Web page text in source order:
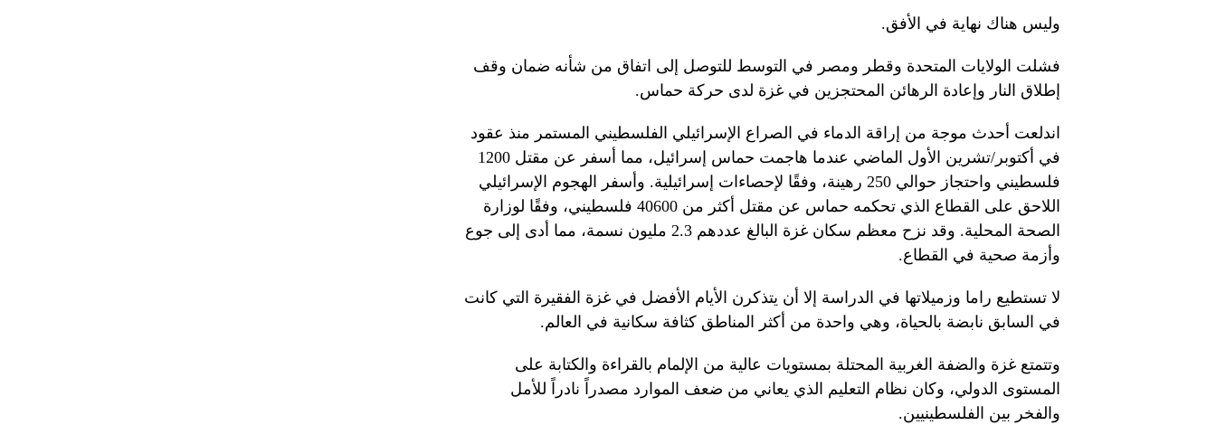
وليس هناك نهاية في الأفق.
فشلت الولايات المتحدة وقطر ومصر في التوسط للتوصل إلى اتفاق من شأنه ضمان وقف
إطلاق النار وإعادة الرهائن المحتجزين في غزة لدى حركة حماس.
اندلعت أحدث موجة من إراقة الدماء في الصراع الإسرائيلي الفلسطيني المستمر منذ عقود
في أكتوبر/تشرين الأول الماضي عندما هاجمت حماس إسرائيل، مما أسفر عن مقتل 1200
فلسطيني واحتجاز حوالي 250 رهينة، وفقًا لإحصاءات إسرائيلية. وأسفر الهجوم الإسرائيلي
اللاحق على القطاع الذي تحكمه حماس عن مقتل أكثر من 40600 فلسطيني، وفقًا لوزارة
الصحة المحلية. وقد نزح معظم سكان غزة البالغ عددهم 2.3 مليون نسمة، مما أدى إلى جوع
وأزمة صحية في القطاع.
لا تستطيع راما وزميلاتها في الدراسة إلا أن يتذكرن الأيام الأفضل في غزة الفقيرة التي كانت
في السابق نابضة بالحياة، وهي واحدة من أكثر المناطق كثافة سكانية في العالم.
وتتمتع غزة والضفة الغربية المحتلة بمستويات عالية من الإلمام بالقراءة والكتابة على
المستوى الدولي، وكان نظام التعليم الذي يعاني من ضعف الموارد مصدراً نادراً للأمل
والفخر بين الفلسطينيين.